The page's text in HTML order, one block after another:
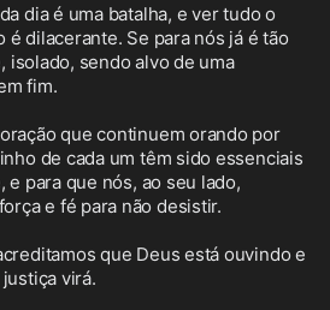
dia é uma batalha, e ver tudo o
dilacerante. Se para nós já é tão
isolado, sendo alvo de uma
fim.
que continuem orando por
de cada um têm sido essenciais
e para que nós, ao seu lado,
e fé para não desistir.
que Deus está ouvindo e
virá.